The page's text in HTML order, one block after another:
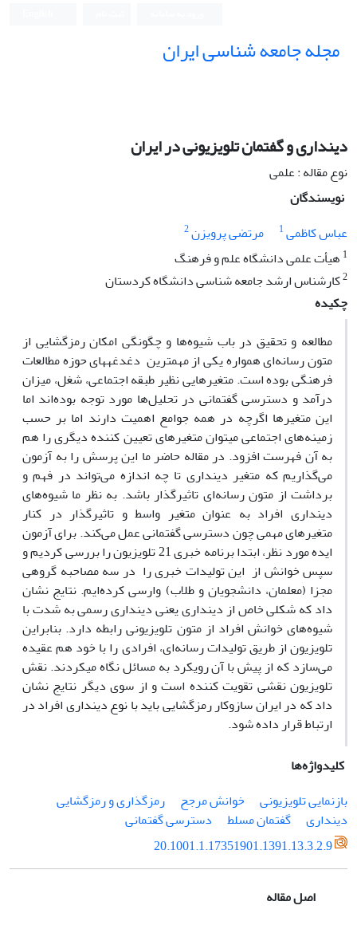
مجله جامعه شناسی ایران
دین‏داری و گفتمان تلویزیونی در ایران
نوع مقاله : علمی
نویسندگان
عباس کاظمی1 مرتضی پرویزن2
1 هیأت علمی دانشگاه علم و فرهنگ
2کارشناس ارشد جامعه‏ شناسی دانشگاه کردستان
چکیده
مطالعه و تحقیق در باب شیوه‌ها و چگونگی امکان رمزگشایی از
متون رسانه‌ای همواره یکی از مهمترین دغدغه‎های حوزه مطالعات
فرهنگی بوده است. متغیرهایی نظیر طبقه‌ اجتماعی، شغل، میزان
درآمد و دسترسی گفتمانی در تحلیل‌ها مورد توجه بوده‌اند اما
این متغیرها اگرچه در همه جوامع اهمیت دارند اما بر حسب
زمینه‌های اجتماعی می‎توان متغیرهای تعیین کننده دیگری را هم
به آن فهرست افزود. در مقاله حاضر ما این پرسش را به آزمون
می‌گذاریم که متغیر دین‏داری تا چه اندازه می‌تواند در فهم و
برداشت از متون رسانه‌ای تاثیرگذار باشد. به نظر ما شیوه‌های
دین‏داری افراد به عنوان متغیر واسط و تاثیرگذار در کنار
متغیرهای مهمی چون دسترسی گفتمانی عمل می‌کند. برای آزمون
ایده مورد نظر، ابتدا برنامه خبری 21 تلویزیون را بررسی کردیم و
سپس خوانش از این تولیدات خبری را در سه مصاحبه گروهی
مجزا (معلمان، دانشجویان و طلاب) وارسی کرده‌ایم. نتایج نشان
داد که شکلی خاص از دین‏داری یعنی دین‏داری رسمی به شدت با
شیوه‌های خوانش افراد از متون تلویزیونی رابطه دارد. بنابراین
تلویزیون از طریق تولیدات رسانه‌ای، افرادی را با خود هم عقیده
می‌سازد که از پیش با آن رویکرد به مسائل نگاه می‏کردند. نقش
تلویزیون نقشی تقویت کننده است و از سوی دیگر نتایج نشان
داد که در ایران سازوکار رمزگشایی باید با نوع دین‏داری افراد در
ارتباط قرار داده شود.
کلیدواژه‌ها
بازنمایی تلویزیونی
خوانش مرجح
رمزگذاری و رمزگشایی
دین‏داری
گفتمان مسلط
دسترسی گفتمانی
20.1001.1.17351901.1391.13.3.2.9
اصل مقاله